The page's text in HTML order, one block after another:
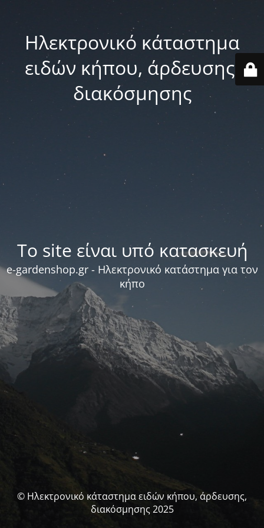
Ηλεκτρονικό κάταστημα
ειδών κήπου, άρδευσης,
διακόσμησης
Το site είναι υπό κατασκευή
e-gardenshop.gr - Ηλεκτρονικό κατάστημα για τον
κήπο
© Ηλεκτρονικό κάταστημα ειδών κήπου, άρδευσης,
διακόσμησης 2025